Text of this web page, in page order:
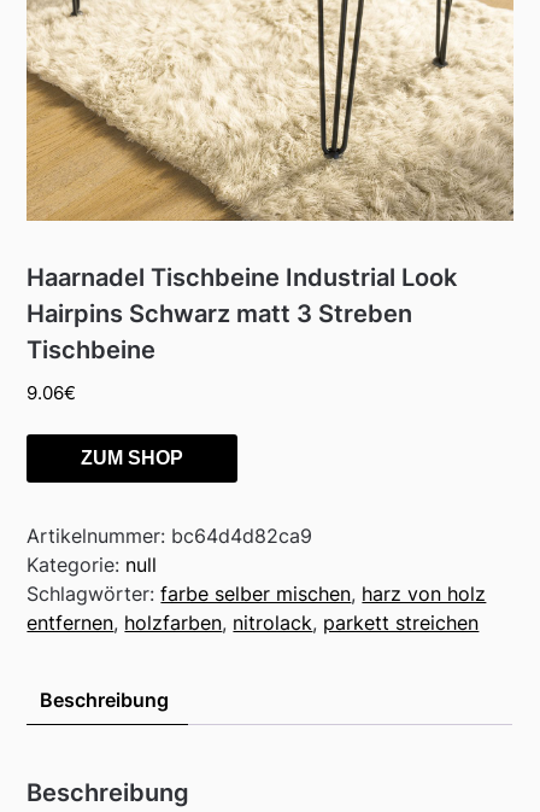
Haarnadel Tischbeine Industrial Look
Hairpins Schwarz matt 3 Streben
Tischbeine
9.06€
ZUM SHOP
Artikelnummer: bc64d4d82ca9
Kategorie: null
Schlagwörter:farbe selber mischen, harz von holz
entfernen, holzfarben, nitrolack, parkett streichen
Beschreibung
Beschreibung